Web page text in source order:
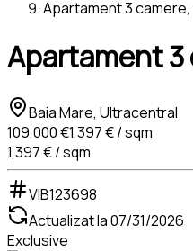
Apartament 3
Apartament 3
Baia Mare, Ultracentral
109,000 €1,397 € / sqm
1,397 € / sqm
VIB123698
Actualizat la07/31/2026
Exclusive